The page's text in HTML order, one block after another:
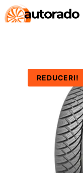
REDUCERI!